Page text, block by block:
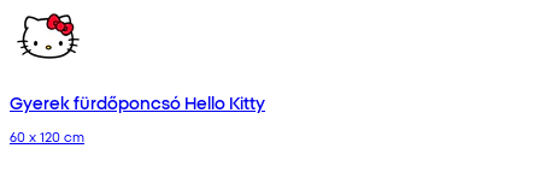
Gyerek fürdőponcsó Hello Kitty
60 x 120 cm